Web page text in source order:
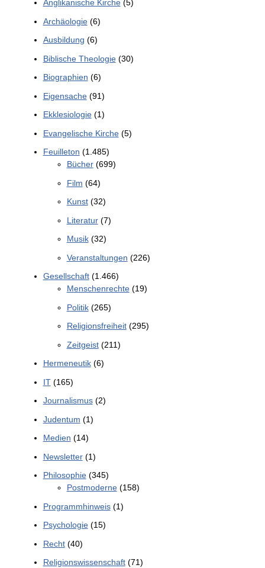
Anglikanische Kirche(5)
Archäologie(6)
Ausbildung (6)
Biblische Theologie(30)
Biographien (6)
Eigensache(91)
Ekklesiologie(1)
Evangelische Kirche(5)
Feuilleton (1.485)
Bücher(699)
Film (64)
Kunst(32)
Literatur(7)
Musik(32)
Veranstaltungen (226)
Gesellschaft(1.466)
Menschenrechte(19)
Politik(265)
Religionsfreiheit(295)
Zeitgeist(211)
Hermeneutik(6)
IT(165)
Journalismus(2)
Judentum (1)
Medien (14)
Newsletter(1)
Philosophie(345)
Postmoderne(158)
Programmhinweis(1)
Psychologie(15)
Recht(40)
Religionswissenschaft(71)